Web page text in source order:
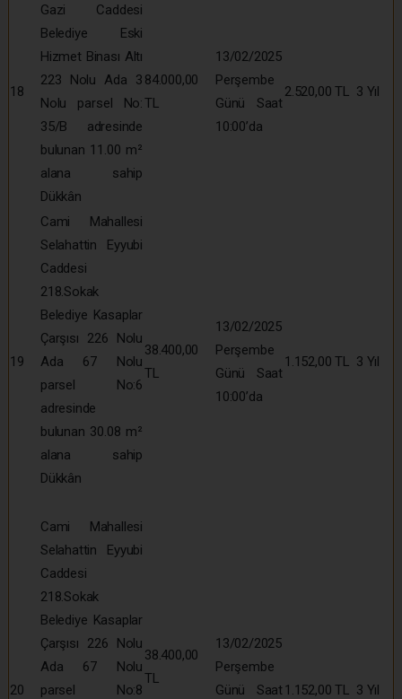
18
Gazi Caddesi
Belediye Eski
Hizmet Binası Altı
223 Nolu Ada 3
Nolu parsel No:
35/B adresinde
bulunan 11.00 m²
alana sahip
Dükkân
84.000,00
TL
13/02/2025
Perşembe
Günü Saat
10:00’da
2.520,00 TL 3 Yıl
19
Cami Mahallesi
Selahattin Eyyubi
Caddesi
218.Sokak
Belediye Kasaplar
Çarşısı 226 Nolu
Ada 67 Nolu
parsel No:6
adresinde
bulunan 30.08 m²
alana sahip
Dükkân
38.400,00
TL
13/02/2025
Perşembe
Günü Saat
10:00’da
1.152,00 TL 3 Yıl
20
Cami Mahallesi
Selahattin Eyyubi
Caddesi
218.Sokak
Belediye Kasaplar
Çarşısı 226 Nolu
Ada 67 Nolu
parsel No:8
38.400,00
TL
13/02/2025
Perşembe
Günü Saat 1.152,00 TL 3 Yıl